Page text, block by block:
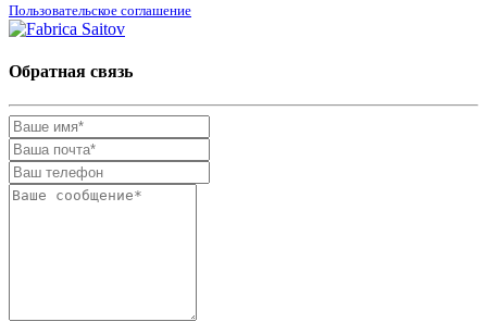
Пользовательское соглашение
Обратная связь